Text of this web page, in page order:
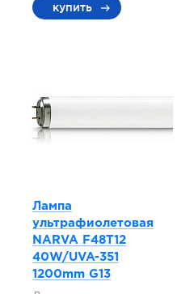
купить
Лампа
ультрафиолетовая
NARVA F48T12
40W/UVA-351
1200mm G13